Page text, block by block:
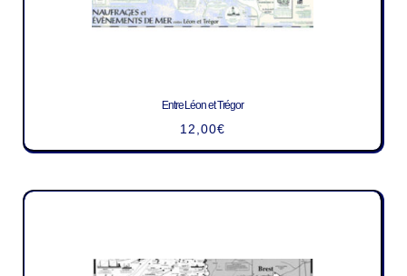
Entre Léon et Trégor
12,00€